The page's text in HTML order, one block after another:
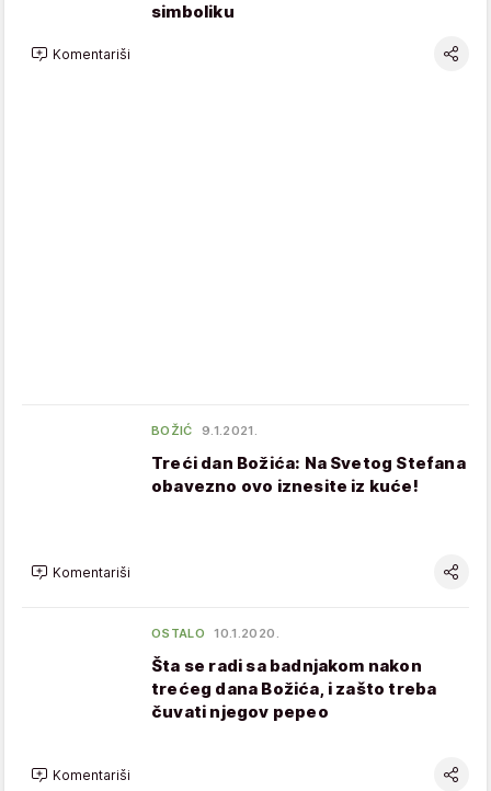
simboliku
Komentariši
BOŽIĆ 9.1.2021.
Treći dan Božića: Na Svetog Stefana
obavezno ovo iznesite iz kuće!
Komentariši
OSTALO 10.1.2020.
Šta se radi sa badnjakom nakon
trećeg dana Božića, i zašto treba
čuvati njegov pepeo
Komentariši